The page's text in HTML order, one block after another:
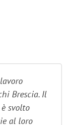
Brescia. Il
svolto
al loro